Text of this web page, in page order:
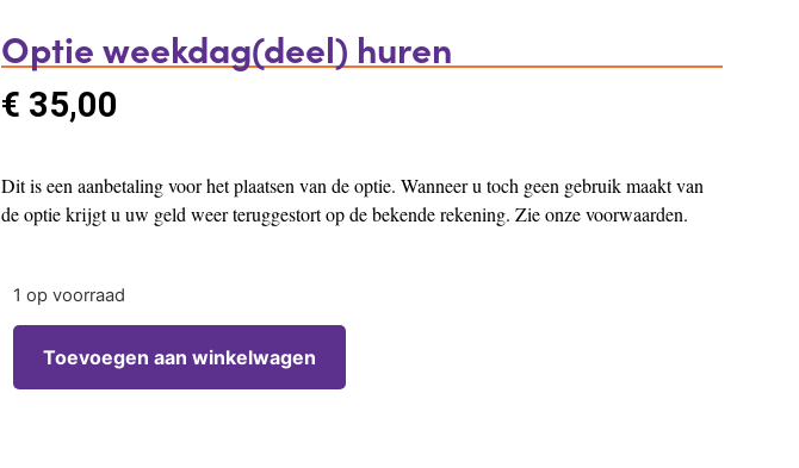
Optie weekdag(deel) huren
€ 35,00
Dit is een aanbetaling voor het plaatsen van de optie. Wanneer u toch geen gebruik maakt van
de optie krijgt u uw geld weer teruggestort op de bekende rekening. Zie onze voorwaarden.
1 op voorraad
Toevoegen aan winkelwagen